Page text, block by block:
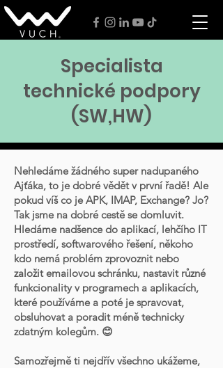
Specialista
technické podpory
(SW,HW)
Nehledáme žádného super nadupaného
Ajťáka, to je dobré vědět v první řadě! Ale
pokud víš co je APK, IMAP, Exchange? Jo?
Tak jsme na dobré cestě se domluvit.
Hledáme nadšence do aplikací, lehčího IT
prostředí, softwarového řešení, někoho
kdo nemá problém zprovoznit nebo
založit emailovou schránku, nastavit různé
funkcionality v programech a aplikacích,
které používáme a poté je spravovat,
obsluhovat a poradit méně technicky
zdatným kolegům. 😊
Samozřejmě ti nejdřív všechno ukážeme,